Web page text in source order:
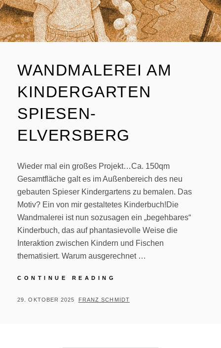
WANDMALEREI AM
KINDERGARTEN
SPIESEN-
ELVERSBERG
Wieder mal ein großes Projekt…Ca. 150qm
Gesamtfläche galt es im Außenbereich des neu
gebauten Spieser Kindergartens zu bemalen. Das
Motiv? Ein von mir gestaltetes Kinderbuch!Die
Wandmalerei ist nun sozusagen ein „begehbares“
Kinderbuch, das auf phantasievolle Weise die
Interaktion zwischen Kindern und Fischen
thematisiert. Warum ausgerechnet …
CONTINUE READING
KINDERGARTEN
POSTED
29. OKTOBER 2025 BY
FRANZ SCHMIDT